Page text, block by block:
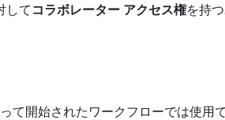
して コラボレーター アクセス権を持
て開始されたワークフローでは使用